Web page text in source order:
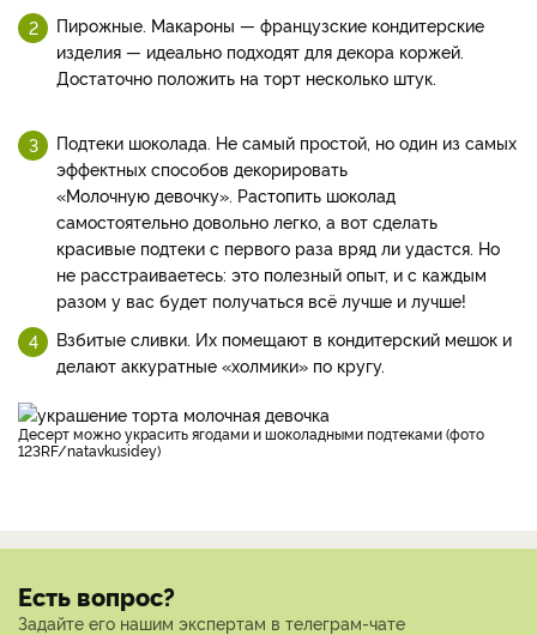
Пирожные. Макароны — французские кондитерские
изделия — идеально подходят для декора коржей.
Достаточно положить на торт несколько штук.
Подтеки шоколада. Не самый простой, но один из самых
эффектных способов декорировать
«Молочную девочку». Растопить шоколад
самостоятельно довольно легко, а вот сделать
красивые подтеки с первого раза вряд ли удастся. Но
не расстраиваетесь: это полезный опыт, и с каждым
разом у вас будет получаться всё лучше и лучше!
Взбитые сливки. Их помещают в кондитерский мешок и
делают аккуратные «холмики» по кругу.
Десерт можно украсить ягодами и шоколадными подтеками (фото
123RF/natavkusidey)
Есть вопрос?
Задайте его нашим экспертам в телеграм-чате